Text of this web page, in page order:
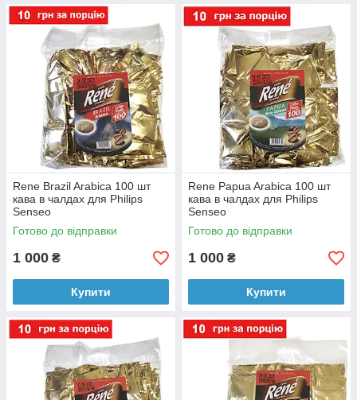
Rene Brazil Arabica 100 шт
кава в чалдах для Philips
Senseo
Готово до відправки
1 000 ₴
Купити
Rene Papua Arabica 100 шт
кава в чалдах для Philips
Senseo
Готово до відправки
1 000 ₴
Купити